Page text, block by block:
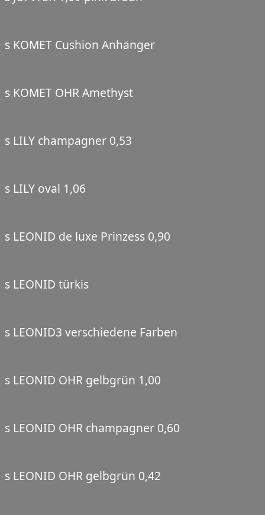
s KOMET Cushion Anhänger
s KOMET OHR Amethyst
s LILY champagner 0,53
s LILY oval 1,06
s LEONID de luxe Prinzess 0,90
s LEONID türkis
s LEONID3 verschiedene Farben
s LEONID OHR gelbgrün 1,00
s LEONID OHR champagner 0,60
s LEONID OHR gelbgrün 0,42